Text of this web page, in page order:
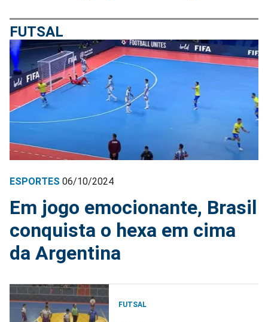
FUTSAL
ESPORTES 06/10/2024
Em jogo emocionante, Brasil
conquista o hexa em cima
da Argentina
FUTSAL